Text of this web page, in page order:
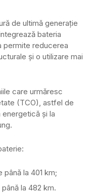
de ultimă generație
bateria
permite reducerea
și o utilizare mai
care urmăresc
(TCO), astfel de
și la
la 401 km;
la 482 km.